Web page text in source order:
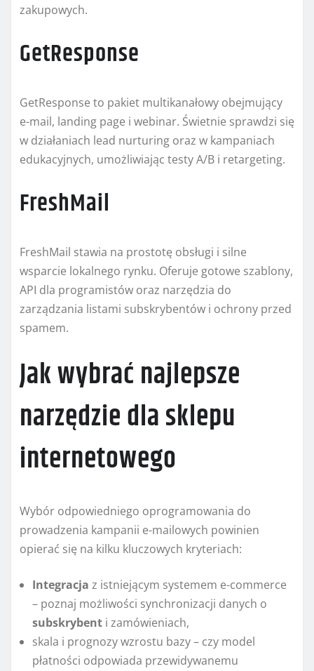
zakupowych.
GetResponse
GetResponse to pakiet multikanałowy obejmujący
e-mail, landing page i webinar. Świetnie sprawdzi się
w działaniach lead nurturing oraz w kampaniach
edukacyjnych, umożliwiając testy A/B i retargeting.
FreshMail
FreshMail stawia na prostotę obsługi i silne
wsparcie lokalnego rynku. Oferuje gotowe szablony,
API dla programistów oraz narzędzia do
zarządzania listami subskrybentów i ochrony przed
spamem.
Jak wybrać najlepsze
narzędzie dla sklepu
internetowego
Wybór odpowiedniego oprogramowania do
prowadzenia kampanii e-mailowych powinien
opierać się na kilku kluczowych kryteriach:
Integracja z istniejącym systemem e-commerce
– poznaj możliwości synchronizacji danych o
subskrybent i zamówieniach,
skala i prognozy wzrostu bazy – czy model
płatności odpowiada przewidywanemu